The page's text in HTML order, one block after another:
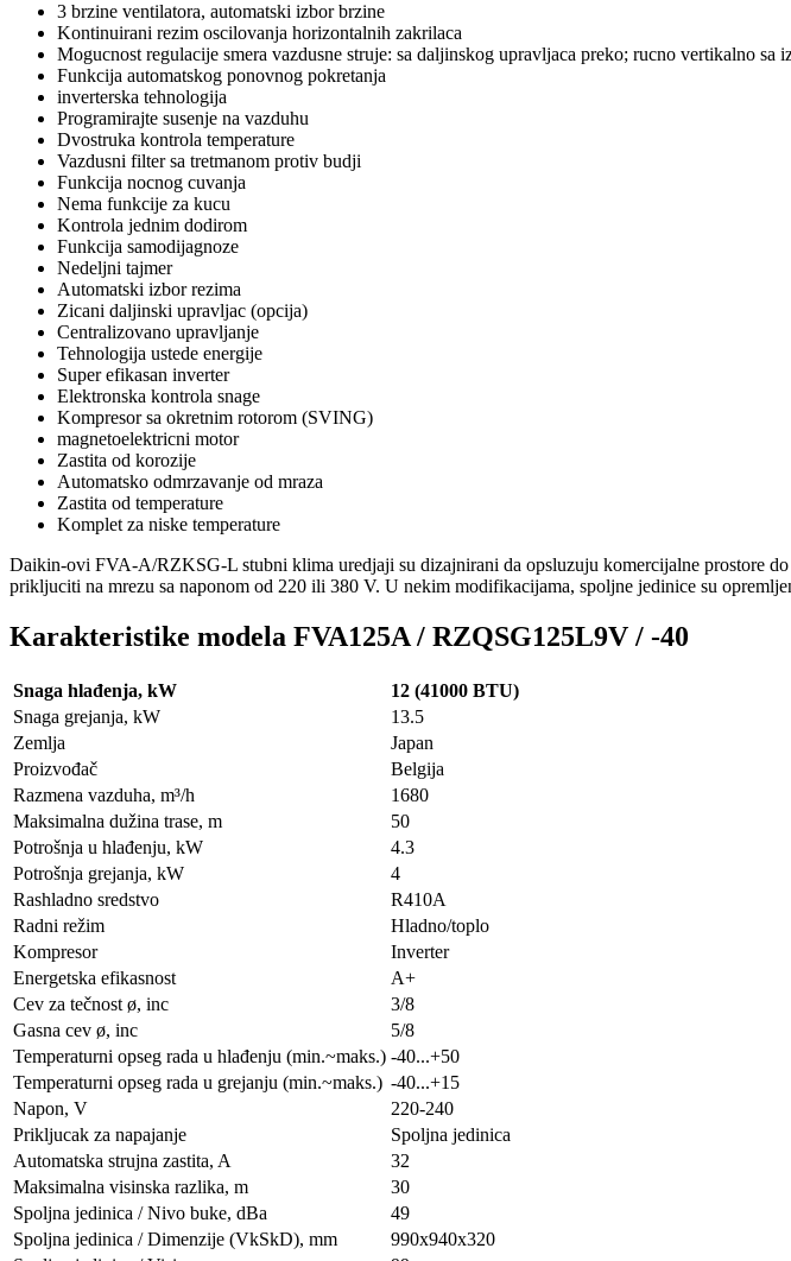
3 brzine ventilatora, automatski izbor brzine
Kontinuirani rezim oscilovanja horizontalnih zakrilaca
Mogucnost regulacije smera vazdusne struje: sa daljinskog upravljaca preko; rucno vertikalno sa
Funkcija automatskog ponovnog pokretanja
inverterska tehnologija
Programirajte susenje na vazduhu
Dvostruka kontrola temperature
Vazdusni filter sa tretmanom protiv budji
Funkcija nocnog cuvanja
Nema funkcije za kucu
Kontrola jednim dodirom
Funkcija samodijagnoze
Nedeljni tajmer
Automatski izbor rezima
Zicani daljinski upravljac (opcija)
Centralizovano upravljanje
Tehnologija ustede energije
Super efikasan inverter
Elektronska kontrola snage
Kompresor sa okretnim rotorom (SVING)
magnetoelektricni motor
Zastita od korozije
Automatsko odmrzavanje od mraza
Zastita od temperature
Komplet za niske temperature
Daikin-ovi FVA-A/RZKSG-L stubni klima uredjaji su dizajnirani da opsluzuju komercijalne prostore
prikljuciti na mrezu sa naponom od 220 ili 380 V. U nekim modifikacijama, spoljne jedinice su
Karakteristike modela FVA125A / RZQSG125L9V / -40
Snaga hlađenja, kW
12 (41000 BTU)
Snaga grejanja, kW
13.5
Zemlja
Japan
Proizvođač
Belgija
Razmena vazduha, m³/h
1680
Maksimalna dužina trase, m
50
Potrošnja u hlađenju, kW
4.3
Potrošnja grejanja, kW
4
Rashladno sredstvo
R410A
Radni režim
Hladno/toplo
Kompresor
Inverter
Energetska efikasnost
A+
Cev za tečnost ø, inc
3/8
Gasna cev ø, inc
5/8
Temperaturni opseg rada u hlađenju (min.~maks.) -40...+50
Temperaturni opseg rada u grejanju (min.~maks.) -40...+15
Napon, V
220-240
Prikljucak za napajanje
Spoljna jedinica
Automatska strujna zastita, A
32
Maksimalna visinska razlika, m
30
Spoljna jedinica / Nivo buke, dBa
49
Spoljna jedinica / Dimenzije (VkSkD), mm
990x940x320